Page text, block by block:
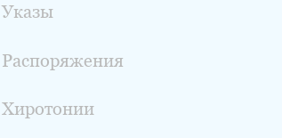
Указы
Распоряжения
Хиротонии